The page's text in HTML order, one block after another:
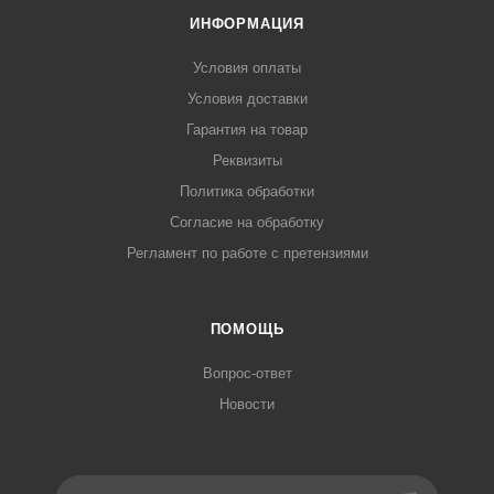
ИНФОРМАЦИЯ
Условия оплаты
Условия доставки
Гарантия на товар
Реквизиты
Политика обработки
Согласие на обработку
Регламент по работе с претензиями
ПОМОЩЬ
Вопрос-ответ
Новости